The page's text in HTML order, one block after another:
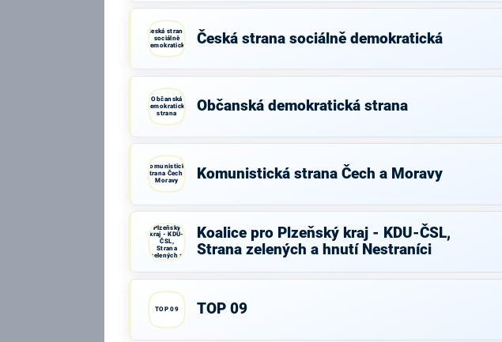
Česká strana
sociálně
demokratická
Česká strana sociálně demokratická
Občanská
demokratická
strana
Občanská demokratická strana
Komunistická
strana Čech a
Moravy
Komunistická strana Čech a Moravy
Koalice
Plzeňský
kraj - KDU-
ČSL,
Strana
zelených a
hnutí
Koalice pro Plzeňský kraj - KDU-ČSL,
Strana zelených a hnutí Nestraníci
TOP 09 TOP 09